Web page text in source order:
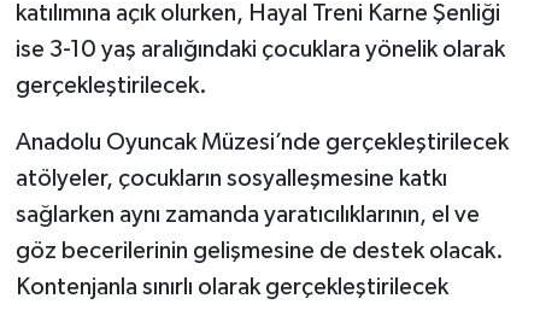
katılımına açık olurken, Hayal Treni Karne Şenliği
ise 3-10 yaş aralığındaki çocuklara yönelik olarak
gerçekleştirilecek.
Anadolu Oyuncak Müzesi’nde gerçekleştirilecek
atölyeler, çocukların sosyalleşmesine katkı
sağlarken aynı zamanda yaratıcılıklarının, el ve
göz becerilerinin gelişmesine de destek olacak.
Kontenjanla sınırlı olarak gerçekleştirilecek